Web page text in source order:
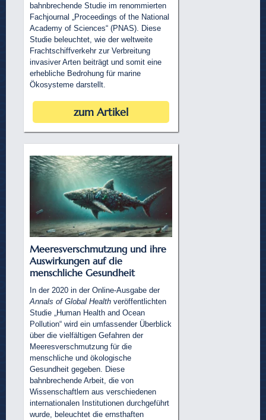
bahnbrechende Studie im renommierten
Fachjournal „Proceedings of the National
Academy of Sciences“ (PNAS). Diese
Studie beleuchtet, wie der weltweite
Frachtschiffverkehr zur Verbreitung
invasiver Arten beiträgt und somit eine
erhebliche Bedrohung für marine
Ökosysteme darstellt.
zum Artikel
Meeresverschmutzung und ihre
Auswirkungen auf die
menschliche Gesundheit
In der 2020 in der Online-Ausgabe der
Annals of Global Health veröffentlichten
Studie „Human Health and Ocean
Pollution“ wird ein umfassender Überblick
über die vielfältigen Gefahren der
Meeresverschmutzung für die
menschliche und ökologische
Gesundheit gegeben. Diese
bahnbrechende Arbeit, die von
Wissenschaftlern aus verschiedenen
internationalen Institutionen durchgeführt
wurde, beleuchtet die ernsthaften